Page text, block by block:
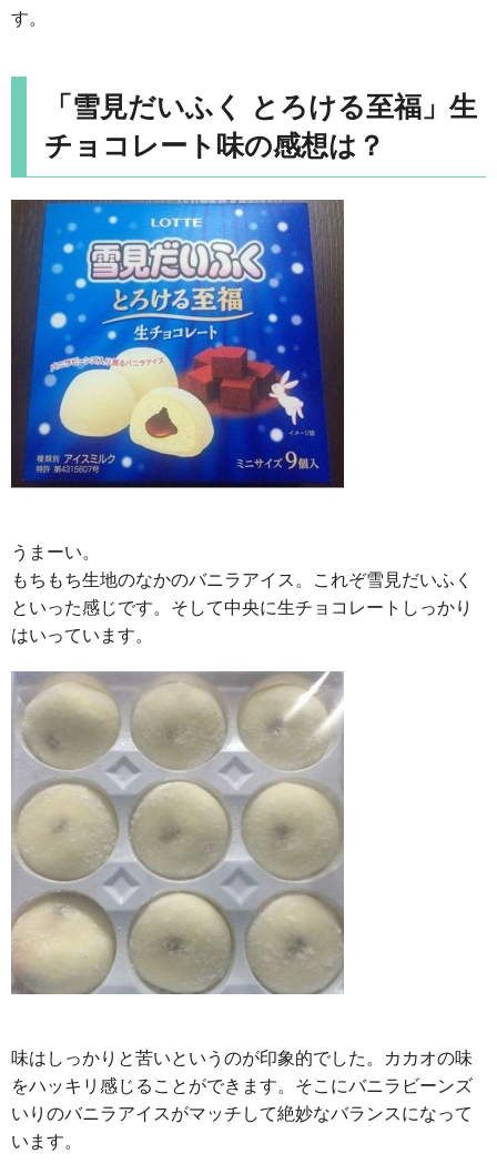
す。
「雪見だいふく とろける至福」生
チョコレート味の感想は？
うまーい。
もちもち生地のなかのバニラアイス。これぞ雪見だいふく
といった感じです。そして中央に生チョコレートしっかり
はいっています。
味はしっかりと苦いというのが印象的でした。カカオの味
をハッキリ感じることができます。そこにバニラビーンズ
いりのバニラアイスがマッチして絶妙なバランスになって
います。